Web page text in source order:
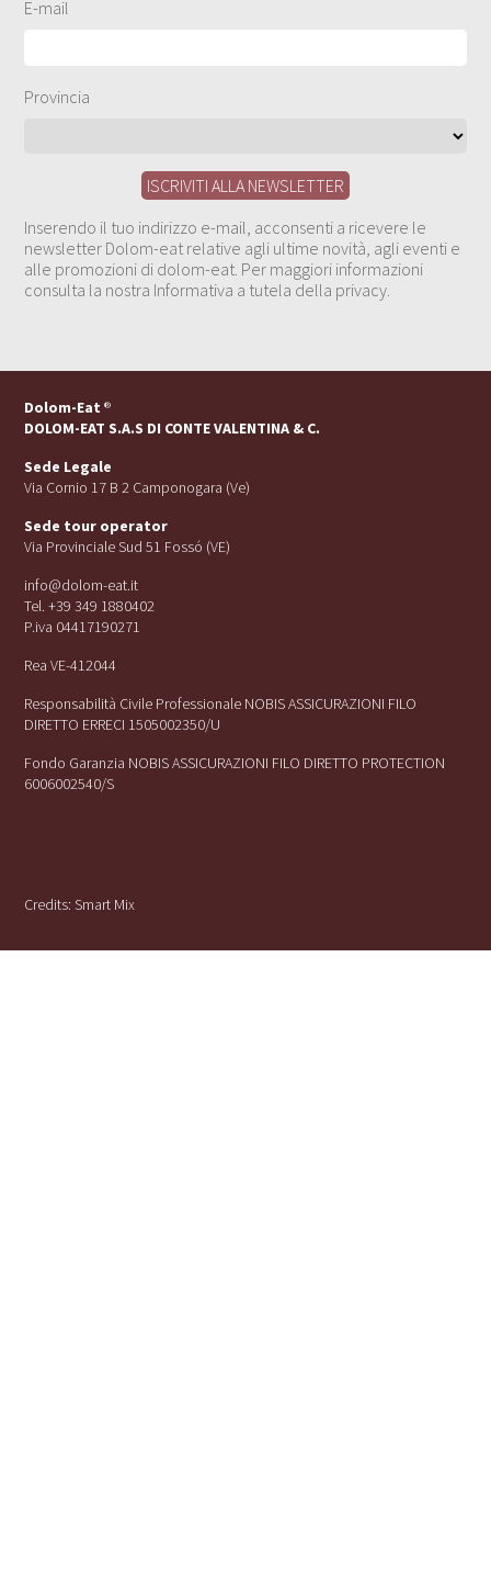
E-mail
Provincia
Inserendo il tuo indirizzo e-mail, acconsenti a ricevere le
newsletter Dolom-eat relative agli ultime novità, agli eventi e
alle promozioni di dolom-eat. Per maggiori informazioni
consulta la nostra Informativa a tutela della privacy.
Dolom-Eat ®
DOLOM-EAT S.A.S DI CONTE VALENTINA & C.
Sede Legale
Via Cornio 17 B 2 Camponogara (Ve)
Sede tour operator
Via Provinciale Sud 51 Fossó (VE)
info@dolom-eat.it
Tel. +39 349 1880402
P.iva 04417190271
Rea VE-412044
Responsabilità Civile Professionale NOBIS ASSICURAZIONI FILO
DIRETTO ERRECI 1505002350/U
Fondo Garanzia NOBIS ASSICURAZIONI FILO DIRETTO PROTECTION
6006002540/S
Credits:Smart Mix